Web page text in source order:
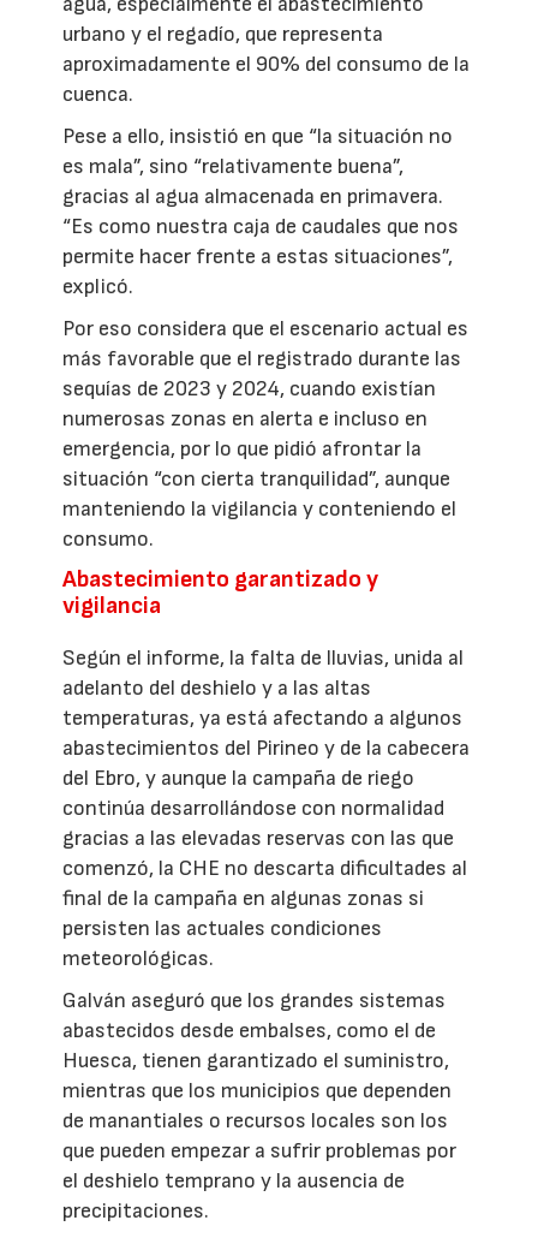
urbano y el regadío, que representa
aproximadamente el 90% del consumo de la
cuenca.
Pese a ello, insistió en que “la situación no
es mala”, sino “relativamente buena”,
gracias al agua almacenada en primavera.
“Es como nuestra caja de caudales que nos
permite hacer frente a estas situaciones”,
explicó.
Por eso considera que el escenario actual es
más favorable que el registrado durante las
sequías de 2023 y 2024, cuando existían
numerosas zonas en alerta e incluso en
emergencia, por lo que pidió afrontar la
situación “con cierta tranquilidad”, aunque
manteniendo la vigilancia y conteniendo el
consumo.
Abastecimiento garantizado y
vigilancia
Según el informe, la falta de lluvias, unida al
adelanto del deshielo y a las altas
temperaturas, ya está afectando a algunos
abastecimientos del Pirineo y de la cabecera
del Ebro, y aunque la campaña de riego
continúa desarrollándose con normalidad
gracias a las elevadas reservas con las que
comenzó, la CHE no descarta dificultades al
final de la campaña en algunas zonas si
persisten las actuales condiciones
meteorológicas.
Galván aseguró que los grandes sistemas
abastecidos desde embalses, como el de
Huesca, tienen garantizado el suministro,
mientras que los municipios que dependen
de manantiales o recursos locales son los
que pueden empezar a sufrir problemas por
el deshielo temprano y la ausencia de
precipitaciones.